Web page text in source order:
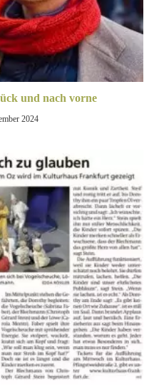
und nach vorne
2024